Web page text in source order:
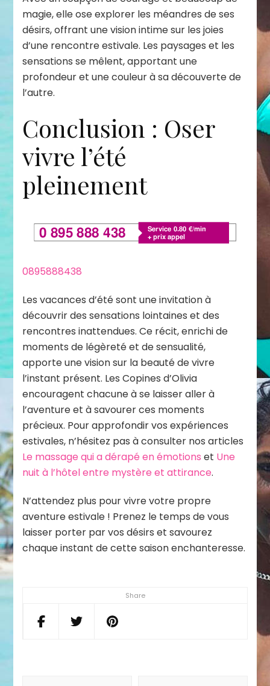
Share
magie, elle ose explorer les méandres de ses
désirs, offrant une vision intime sur les joies
d’une rencontre estivale. Les paysages et les
sensations se mêlent, apportant une
profondeur et une couleur à sa découverte de
l’autre.
Conclusion : Oser
vivre l’été
pleinement
0895888438
Les vacances d’été sont une invitation à
découvrir des sensations lointaines et des
rencontres inattendues. Ce récit, enrichi de
moments de légèreté et de sensualité,
apporte une vision sur la beauté de vivre
l’instant présent. Les Copines d’Olivia
encouragent chacune à se laisser aller à
l’aventure et à savourer ces moments
précieux. Pour approfondir vos expériences
estivales, n’hésitez pas à consulter nos articles
Le massage qui a dérapé en émotions et Une
nuit à l’hôtel entre mystère et attirance.
N’attendez plus pour vivre votre propre
aventure estivale ! Prenez le temps de vous
laisser porter par vos désirs et savourez
chaque instant de cette saison enchanteresse.